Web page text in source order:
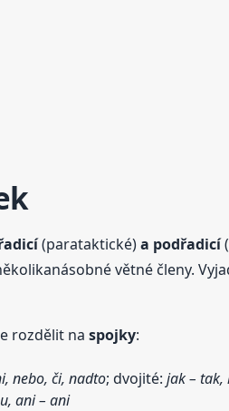
(parataktické)a podřadicí
větné členy.
rozdělit na spojky:
nebo, či, nadto; dvojité: jak – tak,
ani – ani